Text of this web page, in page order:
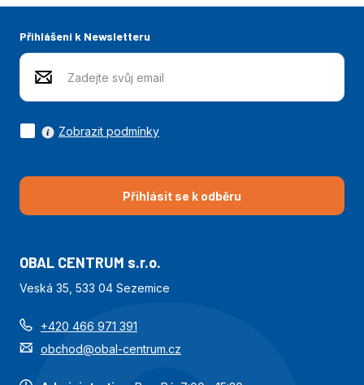
Přihlášení k Newsletteru
Přihlásit se k odběru
Zobrazit podmínky
OBAL CENTRUM s.r.o.
Veská 35, 533 04 Sezemice
+420 466 971 391
obchod@obal-centrum.cz